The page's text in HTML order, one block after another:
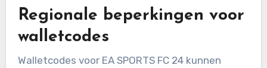
Regionale beperkingen voor
walletcodes
Walletcodes voor EA SPORTS FC 24 kunnen